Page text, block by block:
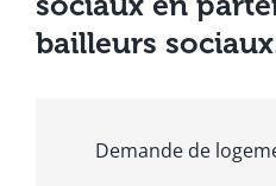
bailleurs
Demande de